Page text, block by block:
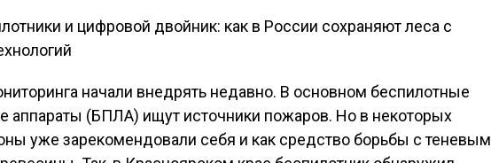
начали внедрять недавно. В основном беспилотные
аппараты (БПЛА) ищут источники пожаров. Но в некоторых
уже зарекомендовали себя и как средство борьбы с теневым